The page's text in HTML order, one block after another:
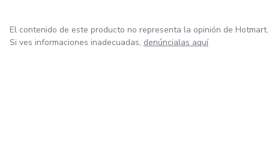
El contenido de este producto no representa la opinión de Hotmart.
Si ves informaciones inadecuadas, denúncialas aquí